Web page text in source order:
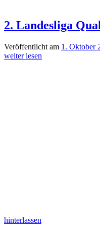
2. Landesliga
Veröffentlicht am 1. Oktober
weiter lesen
hinterlassen